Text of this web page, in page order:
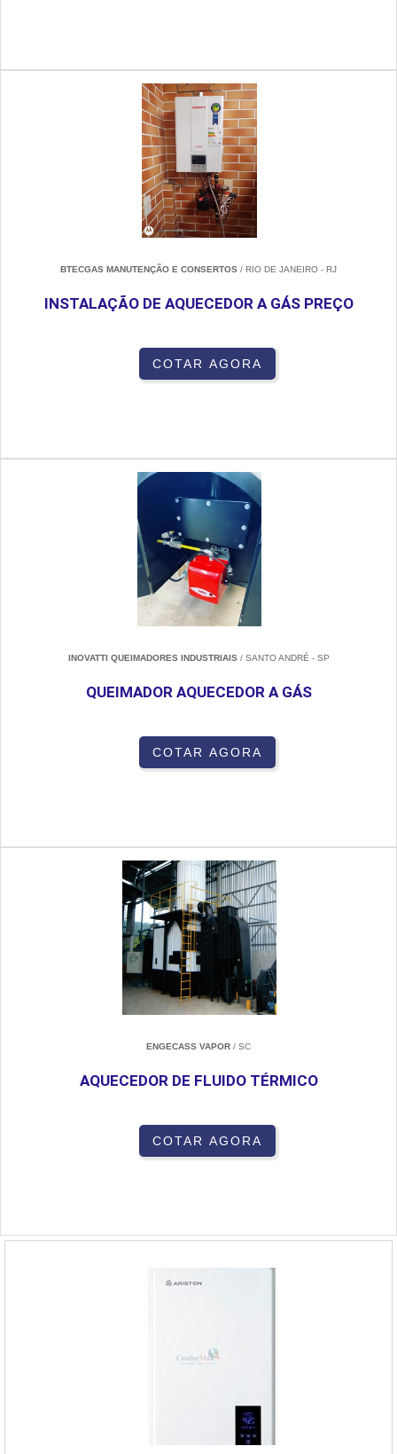
BTECGAS MANUTENÇÃO E CONSERTOS / RIO DE JANEIRO - RJ
INSTALAÇÃO DE AQUECEDOR A GÁS PREÇO
COTAR AGORA
INOVATTI QUEIMADORES INDUSTRIAIS/ SANTO ANDRÉ - SP
QUEIMADOR AQUECEDOR A GÁS
COTAR AGORA
ENGECASS VAPOR / SC
AQUECEDOR DE FLUIDO TÉRMICO
COTAR AGORA